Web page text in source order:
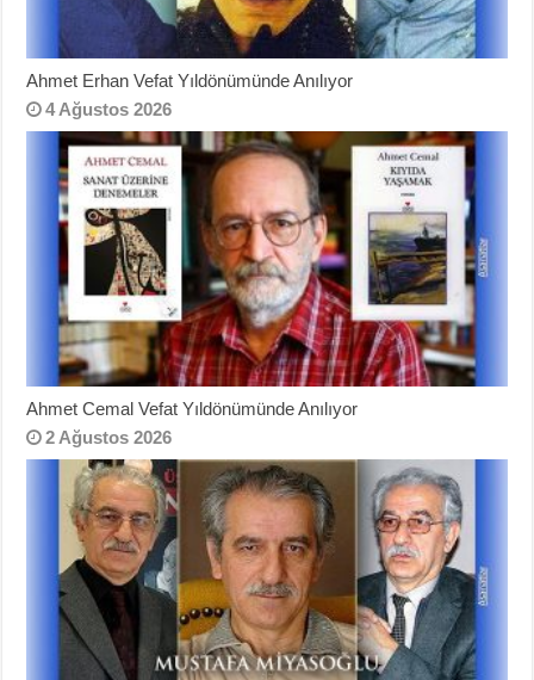
Ahmet Erhan Vefat Yıldönümünde Anılıyor
4 Ağustos 2026
Ahmet Cemal Vefat Yıldönümünde Anılıyor
2 Ağustos 2026